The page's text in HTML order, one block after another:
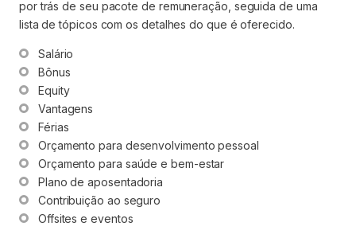
por trás de seu pacote de remuneração, seguida de uma
lista de tópicos com os detalhes do que é oferecido.
Salário
Bônus
Equity
Vantagens
Férias
Orçamento para desenvolvimento pessoal
Orçamento para saúde e bem-estar
Plano de aposentadoria
Contribuição ao seguro
Offsites e eventos